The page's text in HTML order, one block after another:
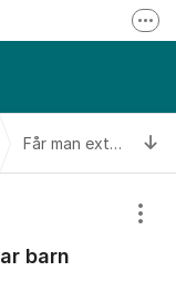
Linkedin Får man extra dagar när man har barn under 18?
barn